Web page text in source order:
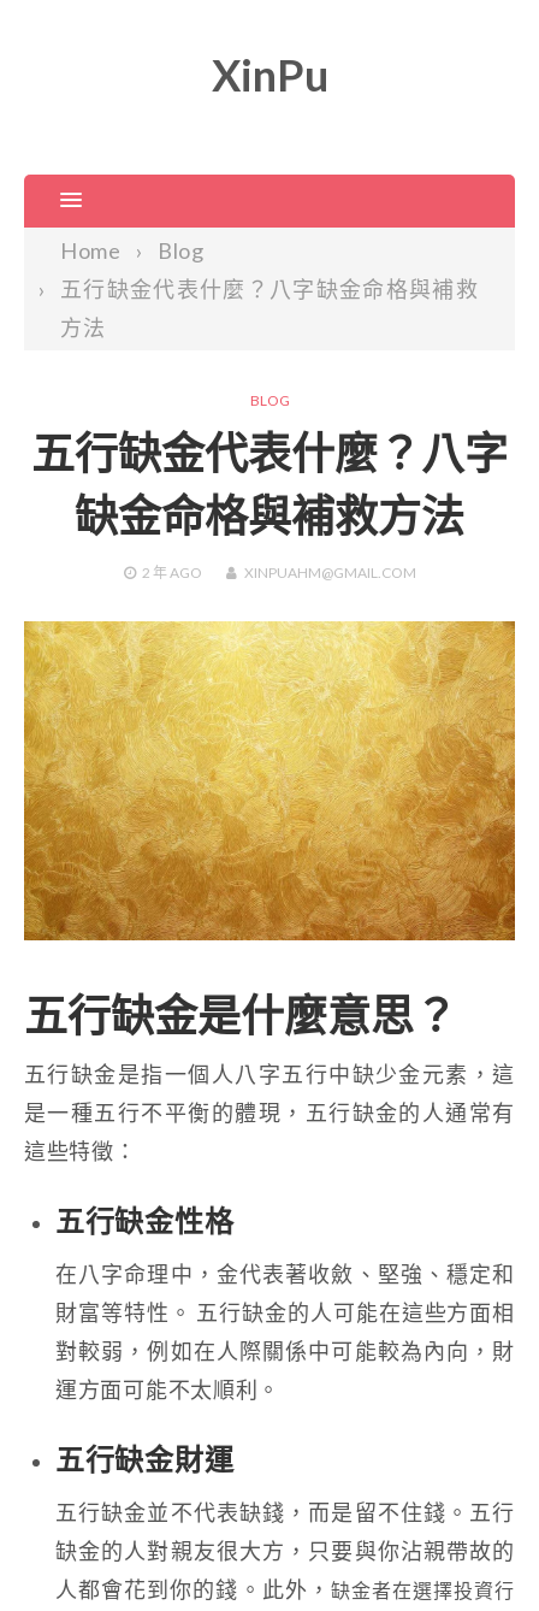
XinPu
Home
Blog
五行缺金代表什麼？八字缺金命格與補救
方法
BLOG
五行缺金代表什麼？八字
缺金命格與補救方法
2 年AGO XINPUAHM@GMAIL.COM
五行缺金是什麼意思？
五行缺金是指一個人八字五行中缺少金元素，這
是一種五行不平衡的體現，五行缺金的人通常有
這些特徵：
五行缺金性格
在八字命理中，金代表著收斂、堅強、穩定和
財富等特性。 五行缺金的人可能在這些方面相
對較弱，例如在人際關係中可能較為內向，財
運方面可能不太順利。
五行缺金財運
五行缺金並不代表缺錢，而是留不住錢。五行
缺金的人對親友很大方，只要與你沾親帶故的
人都會花到你的錢。此外， 缺金者在選擇投資行